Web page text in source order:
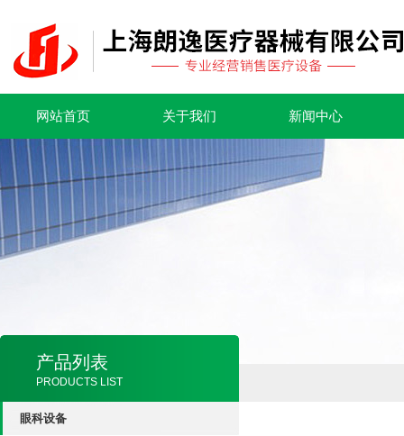
网站首页 关于我们 新闻中心
产品列表
PRODUCTS LIST
眼科设备